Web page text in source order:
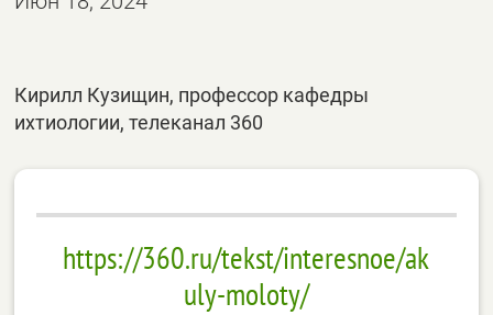
Кирилл Кузищин, профессор кафедры
ихтиологии, телеканал 360
https://360.ru/tekst/interesnoe/ak
uly-moloty/